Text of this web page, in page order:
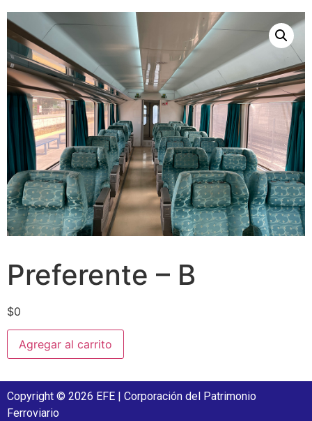
Preferente – B
$0
Agregar al carrito
Copyright © 2026 EFE | Corporación del Patrimonio
Ferroviario